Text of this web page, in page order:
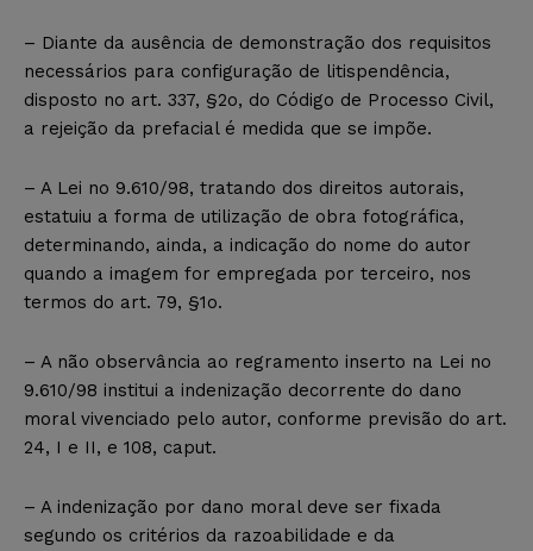
– Diante da ausência de demonstração dos requisitos
necessários para configuração de litispendência,
disposto no art. 337, §2o, do Código de Processo Civil,
a rejeição da prefacial é medida que se impõe.
– A Lei no 9.610/98, tratando dos direitos autorais,
estatuiu a forma de utilização de obra fotográfica,
determinando, ainda, a indicação do nome do autor
quando a imagem for empregada por terceiro, nos
termos do art. 79, §1o.
– A não observância ao regramento inserto na Lei no
9.610/98 institui a indenização decorrente do dano
moral vivenciado pelo autor, conforme previsão do art.
24, I e II, e 108, caput.
– A indenização por dano moral deve ser fixada
segundo os critérios da razoabilidade e da